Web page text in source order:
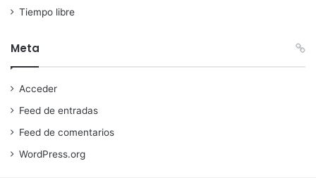
Tiempo libre
Meta
Acceder
Feed de entradas
Feed de comentarios
WordPress.org